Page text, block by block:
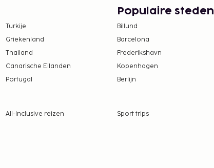
Turkije
Griekenland
Thailand
Canarische Eilanden
Portugal
Populaire steden
Billund
Barcelona
Frederikshavn
Kopenhagen
Berlijn
All-Inclusive reizen Sport trips